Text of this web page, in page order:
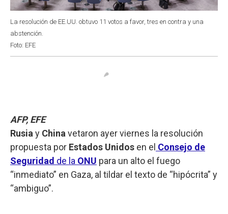
La resolución de EE.UU. obtuvo 11 votos a favor, tres en contra y una
abstención.
Foto: EFE
AFP, EFE
Rusia y China vetaron ayer viernes la resolución
propuesta por Estados Unidos en el Consejo de
Seguridad de la ONU para un alto el fuego
“inmediato” en Gaza, al tildar el texto de “hipócrita” y
“ambiguo”.